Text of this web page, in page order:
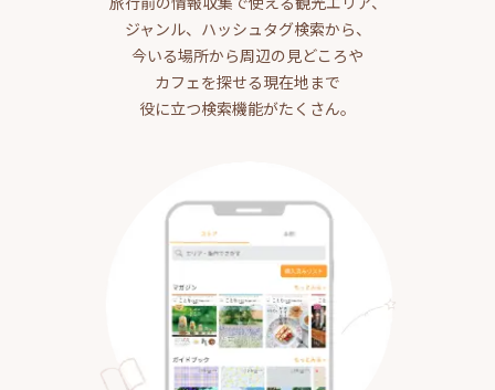
ジャンル、ハッシュタグ検索から、
今いる場所から周辺の見どころや
カフェを探せる現在地まで
役に立つ検索機能がたくさん。